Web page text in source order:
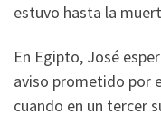
estuvo hasta la
En Egipto, José
aviso prometido por
cuando en un tercer